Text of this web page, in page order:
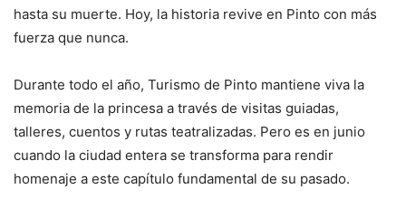
hasta su muerte. Hoy, la historia revive en Pinto con más
fuerza que nunca.
Durante todo el año, Turismo de Pinto mantiene viva la
memoria de la princesa a través de visitas guiadas,
talleres, cuentos y rutas teatralizadas. Pero es en junio
cuando la ciudad entera se transforma para rendir
homenaje a este capítulo fundamental de su pasado.